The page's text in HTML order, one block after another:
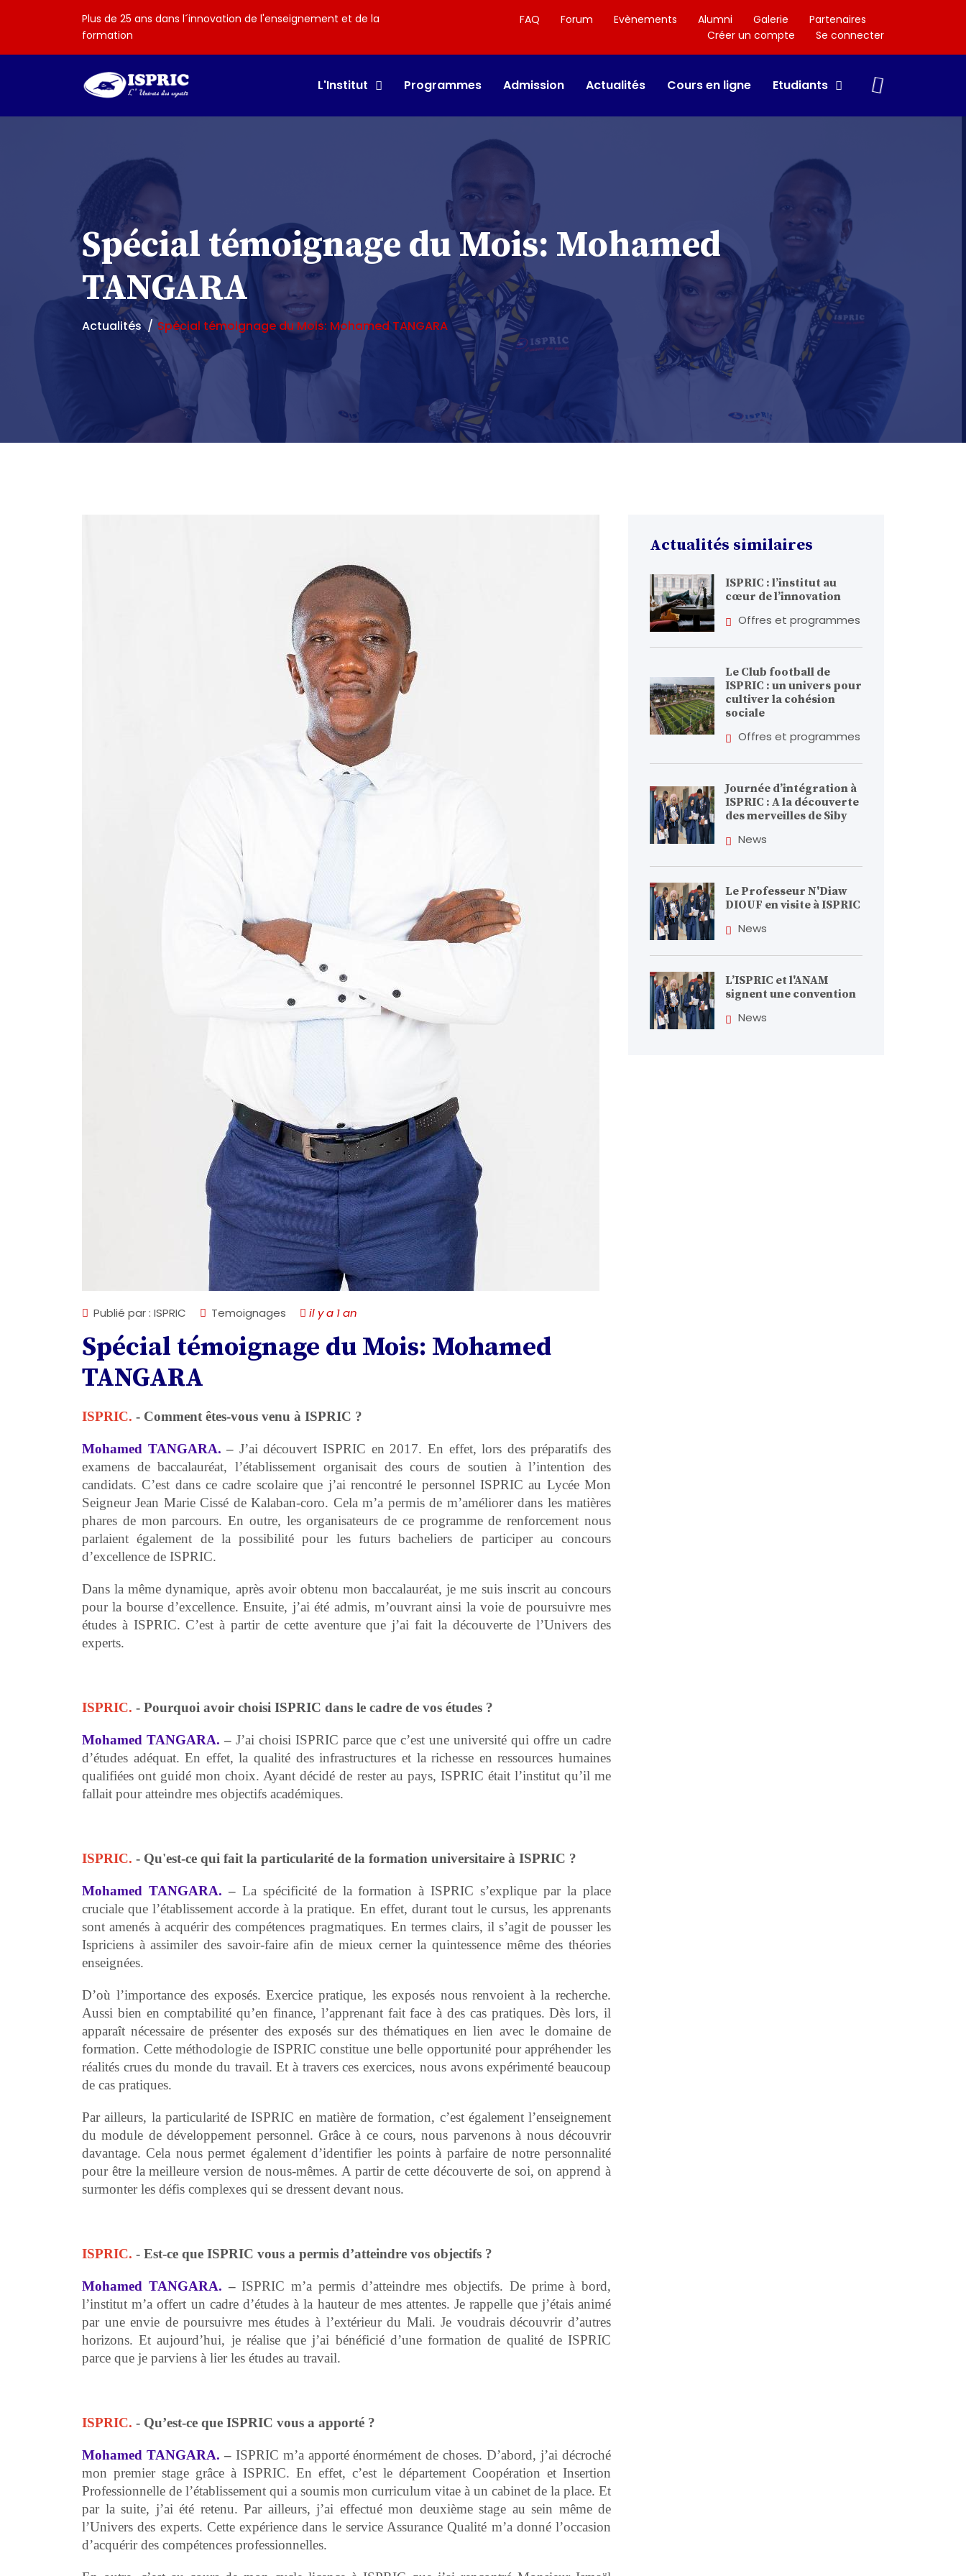
Plus de 25 ans dans l´innovation de l'enseignement et de la
formation
FAQ Forum Evènements Alumni Galerie
Partenaires
Créer un compte
Se connecter
L'Institut Programmes Admission Actualités Cours en ligne Etudiants
Spécial témoignage du Mois: Mohamed
TANGARA
Actualités Spécial témoignage du Mois: Mohamed TANGARA
Publié par : ISPRIC Temoignages il y a 1 an
Spécial témoignage du Mois: Mohamed
TANGARA
ISPRIC. - Comment êtes-vous venu à ISPRIC ?
Mohamed TANGARA.– J’ai découvert ISPRIC en 2017. En effet, lors des préparatifs des
examens de baccalauréat, l’établissement organisait des cours de soutien à l’intention des
candidats. C’est dans ce cadre scolaire que j’ai rencontré le personnel ISPRIC au Lycée Mon
Seigneur Jean Marie Cissé de Kalaban-coro. Cela m’a permis de m’améliorer dans les matières
phares de mon parcours. En outre, les organisateurs de ce programme de renforcement nous
parlaient également de la possibilité pour les futurs bacheliers de participer au concours
d’excellence de ISPRIC.
Dans la même dynamique, après avoir obtenu mon baccalauréat, je me suis inscrit au concours
pour la bourse d’excellence. Ensuite, j’ai été admis, m’ouvrant ainsi la voie de poursuivre mes
études à ISPRIC. C’est à partir de cette aventure que j’ai fait la découverte de l’Univers des
experts.
ISPRIC. - Pourquoi avoir choisi ISPRIC dans le cadre de vos études ?
Mohamed TANGARA. – J’ai choisi ISPRIC parce que c’est une université qui offre un cadre
d’études adéquat. En effet, la qualité des infrastructures et la richesse en ressources humaines
qualifiées ont guidé mon choix. Ayant décidé de rester au pays, ISPRIC était l’institut qu’il me
fallait pour atteindre mes objectifs académiques.
ISPRIC. - Qu'est-ce qui fait la particularité de la formation universitaire à ISPRIC ?
Mohamed TANGARA. –La spécificité de la formation à ISPRIC s’explique par la place
cruciale que l’établissement accorde à la pratique. En effet, durant tout le cursus, les apprenants
sont amenés à acquérir des compétences pragmatiques. En termes clairs, il s’agit de pousser les
Ispriciens à assimiler des savoir-faire afin de mieux cerner la quintessence même des théories
enseignées.
D’où l’importance des exposés. Exercice pratique, les exposés nous renvoient à la recherche.
Aussi bien en comptabilité qu’en finance, l’apprenant fait face à des cas pratiques. Dès lors, il
apparaît nécessaire de présenter des exposés sur des thématiques en lien avec le domaine de
formation. Cette méthodologie de ISPRIC constitue une belle opportunité pour appréhender les
réalités crues du monde du travail. Et à travers ces exercices, nous avons expérimenté beaucoup
de cas pratiques.
Par ailleurs, la particularité de ISPRIC en matière de formation, c’est également l’enseignement
du module de développement personnel. Grâce à ce cours, nous parvenons à nous découvrir
davantage. Cela nous permet également d’identifier les points à parfaire de notre personnalité
pour être la meilleure version de nous-mêmes. A partir de cette découverte de soi, on apprend à
surmonter les défis complexes qui se dressent devant nous.
ISPRIC. - Est-ce que ISPRIC vous a permis d’atteindre vos objectifs ?
Mohamed TANGARA. –ISPRIC m’a permis d’atteindre mes objectifs. De prime à bord,
l’institut m’a offert un cadre d’études à la hauteur de mes attentes. Je rappelle que j’étais animé
par une envie de poursuivre mes études à l’extérieur du Mali. Je voudrais découvrir d’autres
horizons. Et aujourd’hui, je réalise que j’ai bénéficié d’une formation de qualité de ISPRIC
parce que je parviens à lier les études au travail.
ISPRIC. - Qu’est-ce que ISPRIC vous a apporté ?
Mohamed TANGARA. – ISPRIC m’a apporté énormément de choses. D’abord, j’ai décroché
mon premier stage grâce à ISPRIC. En effet, c’est le département Coopération et Insertion
Professionnelle de l’établissement qui a soumis mon curriculum vitae à un cabinet de la place. Et
par la suite, j’ai été retenu. Par ailleurs, j’ai effectué mon deuxième stage au sein même de
l’Univers des experts. Cette expérience dans le service Assurance Qualité m’a donné l’occasion
d’acquérir des compétences professionnelles.
Actualités similaires
ISPRIC : l’institut au
cœur de l’innovation
Offres et programmes
Le Club football de
ISPRIC : un univers pour
cultiver la cohésion
sociale
Offres et programmes
Journée d’intégration à
ISPRIC : A la découverte
des merveilles de Siby
News
Le Professeur N'Diaw
DIOUF en visite à ISPRIC
News
L’ISPRIC et l'ANAM
signent une convention
News